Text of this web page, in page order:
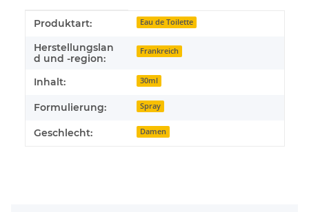
Produkteigenschaft
Wert
Produktart: Eau de Toilette
Herstellungslan
d und -region:
Frankreich
Inhalt: 30ml
Formulierung: Spray
Geschlecht: Damen